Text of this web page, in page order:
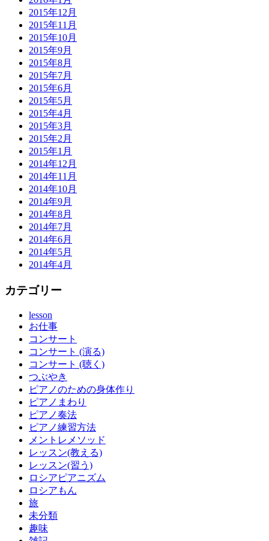
2015年12月
2015年11月
2015年10月
2015年9月
2015年8月
2015年7月
2015年6月
2015年5月
2015年4月
2015年3月
2015年2月
2015年1月
2014年12月
2014年11月
2014年10月
2014年9月
2014年8月
2014年7月
2014年6月
2014年5月
2014年4月
カテゴリー
lesson
お仕事
コンサート
コンサート (演る)
コンサート (聴く)
つぶやき
ピアノのための身体作り
ピアノまわり
ピアノ奏法
ピアノ練習方法
メントレメソッド
レッスン(教える)
レッスン(習う)
ロシアピアニズム
ロシアもん
旅
未分類
趣味